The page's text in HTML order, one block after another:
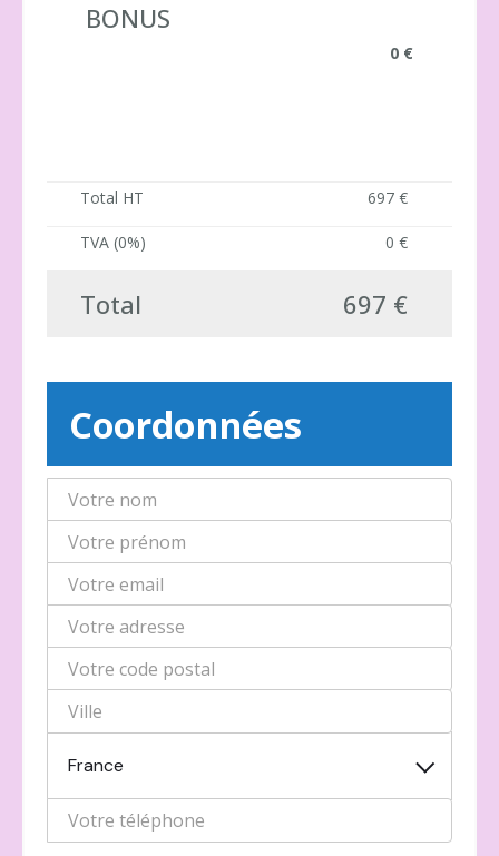
BONUS
0 €
Total HT 697 €
TVA (0%) 0 €
Total 697 €
Coordonnées
France